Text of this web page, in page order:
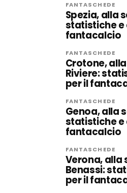
FANTASCHEDE
Spezia, alla
statistiche e
fantacalcio
FANTASCHEDE
Crotone,
Riviere:
per il
FANTASCHEDE
Genoa, alla
statistiche e
fantacalcio
FANTASCHEDE
Verona, alla
Benassi:
per il